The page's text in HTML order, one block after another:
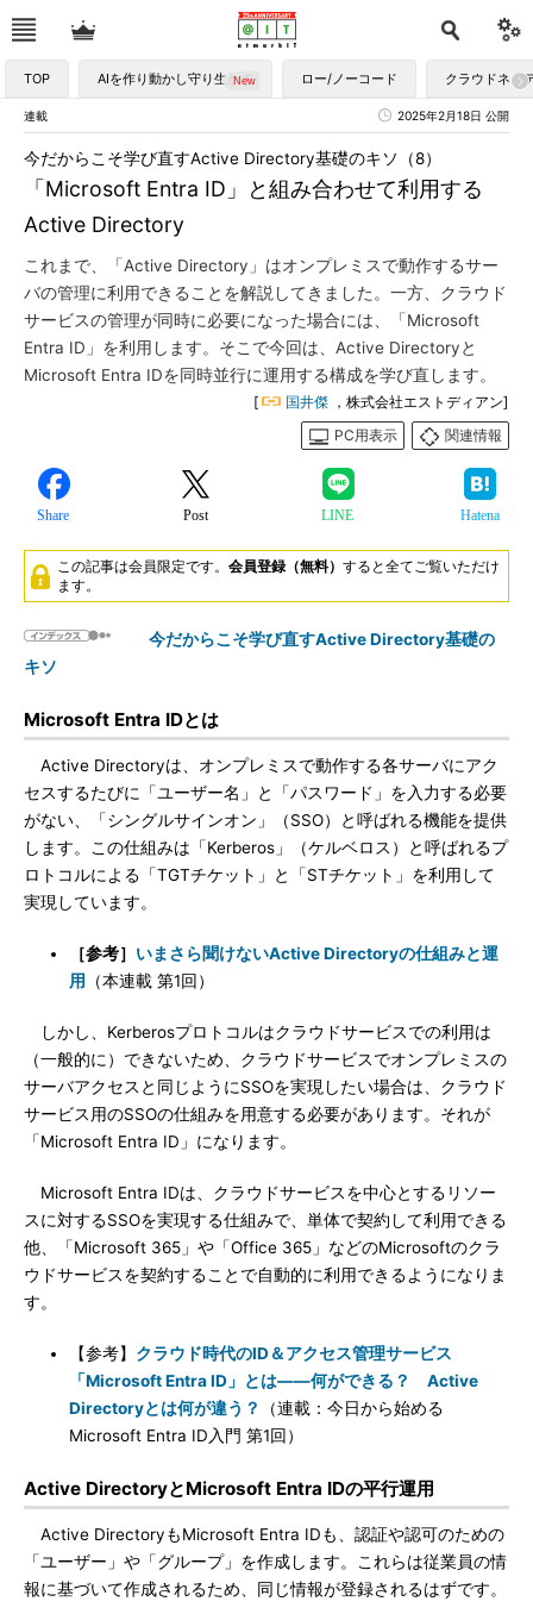
TOP AIを作り動かし守り生かす ロー/ノーコード クラウドネイ
連載 2025年2月18日 公開
「Microsoft Entra ID」と組み合わせて利用する
Active Directory
今だからこそ学び直すActive Directory基礎のキソ（8）
これまで、「Active Directory」はオンプレミスで動作するサー
バの管理に利用できることを解説してきました。一方、クラウド
サービスの管理が同時に必要になった場合には、「Microsoft
Entra ID」を利用します。そこで今回は、Active Directoryと
Microsoft Entra IDを同時並行に運用する構成を学び直します。
[ 国井傑 ，株式会社エストディアン]
PC用表示
関連情報
Share Post LINE Hatena
この記事は会員限定です。 会員登録（無料） すると全てご覧いただけ
ます。
今だからこそ学び直すActive Directory基礎の
キソ
Microsoft Entra IDとは
Active Directoryは、オンプレミスで動作する各サーバにアク
セスするたびに「ユーザー名」と「パスワード」を入力する必要
がない、「シングルサインオン」（SSO）と呼ばれる機能を提供
します。この仕組みは「Kerberos」（ケルベロス）と呼ばれるプ
ロトコルによる「TGTチケット」と「STチケット」を利用して
実現しています。
［参考］ いまさら聞けないActive Directoryの仕組みと運
用
（本連載 第1回）
しかし、Kerberosプロトコルはクラウドサービスでの利用は
（一般的に）できないため、クラウドサービスでオンプレミスの
サーバアクセスと同じようにSSOを実現したい場合は、クラウド
サービス用のSSOの仕組みを用意する必要があります。それが
「Microsoft Entra ID」になります。
Microsoft Entra IDは、クラウドサービスを中心とするリソー
スに対するSSOを実現する仕組みで、単体で契約して利用できる
他、「Microsoft 365」や「Office 365」などのMicrosoftのクラ
ウドサービスを契約することで自動的に利用できるようになりま
す。
【参考】 クラウド時代のID＆アクセス管理サービス
「Microsoft Entra ID」とは――何ができる？ Active
Directoryとは何が違う？
（連載：今日から始める
Microsoft Entra ID入門 第1回）
Active DirectoryとMicrosoft Entra IDの平行運用
Active DirectoryもMicrosoft Entra IDも、認証や認可のための
「ユーザー」や「グループ」を作成します。これらは従業員の情
報に基づいて作成されるため、同じ情報が登録されるはずです。